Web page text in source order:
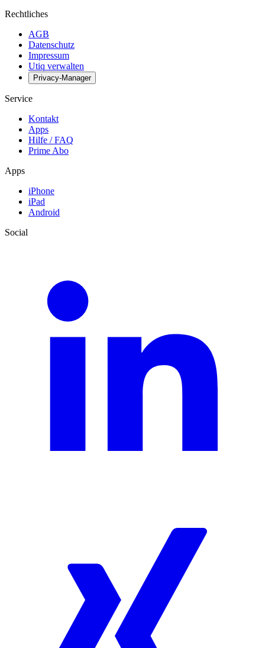
Rechtliches
AGB
Datenschutz
Impressum
Utiq verwalten
Privacy-Manager
Service
Kontakt
Apps
Hilfe / FAQ
Prime Abo
Apps
iPhone
iPad
Android
Social